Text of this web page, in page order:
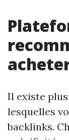
Il existe
lesquelles
backlinks.